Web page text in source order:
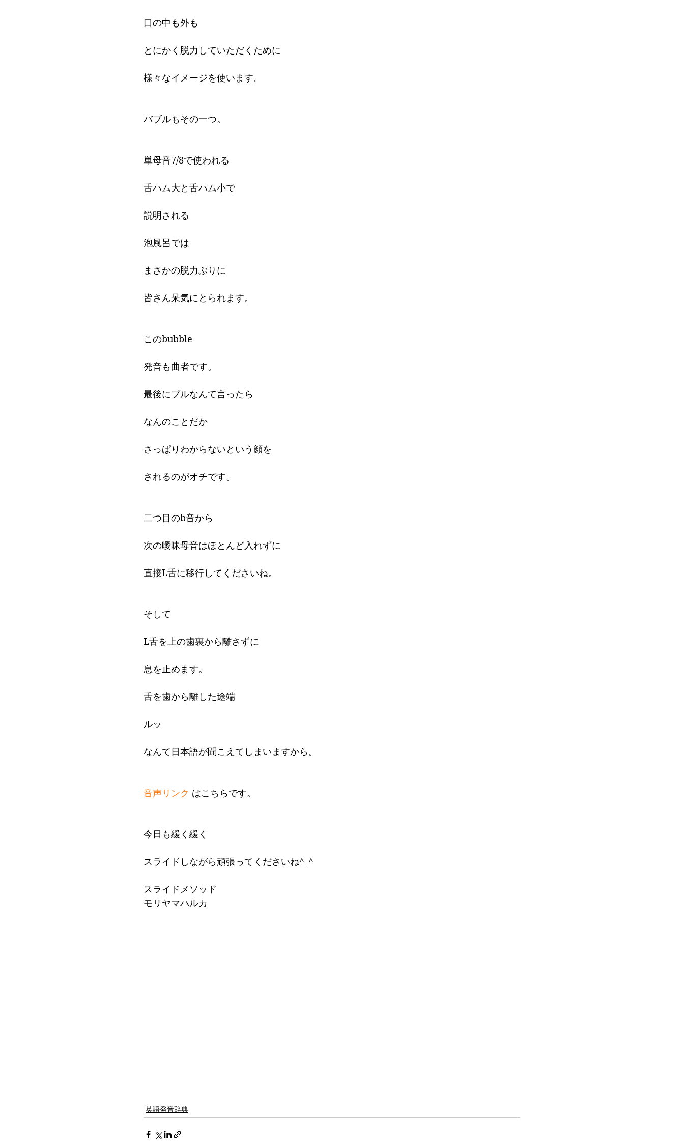
口の中も外も
とにかく脱力していただくために
様々なイメージを使います。
バブルもその一つ。
単母音7/8で使われる
舌ハム大と舌ハム小で
説明される
泡風呂では
まさかの脱力ぶりに
皆さん呆気にとられます。
このbubble
発音も曲者です。
最後にブルなんて言ったら
なんのことだか
さっぱりわからないという顔を
されるのがオチです。
二つ目のb音から
次の曖昧母音はほとんど入れずに
直接L舌に移行してくださいね。
そして
L舌を上の歯裏から離さずに
息を止めます。
舌を歯から離した途端
ルッ
なんて日本語が聞こえてしまいますから。
音声リンク はこちらです。
今日も緩く緩く
スライドしながら頑張ってくださいね^_^
スライドメソッド
モリヤマハルカ
英語発音辞典